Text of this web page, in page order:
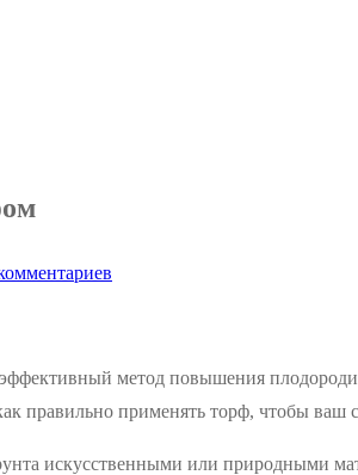
метод повышения
правильно применять торф, чтобы ваш
искусственными или природными